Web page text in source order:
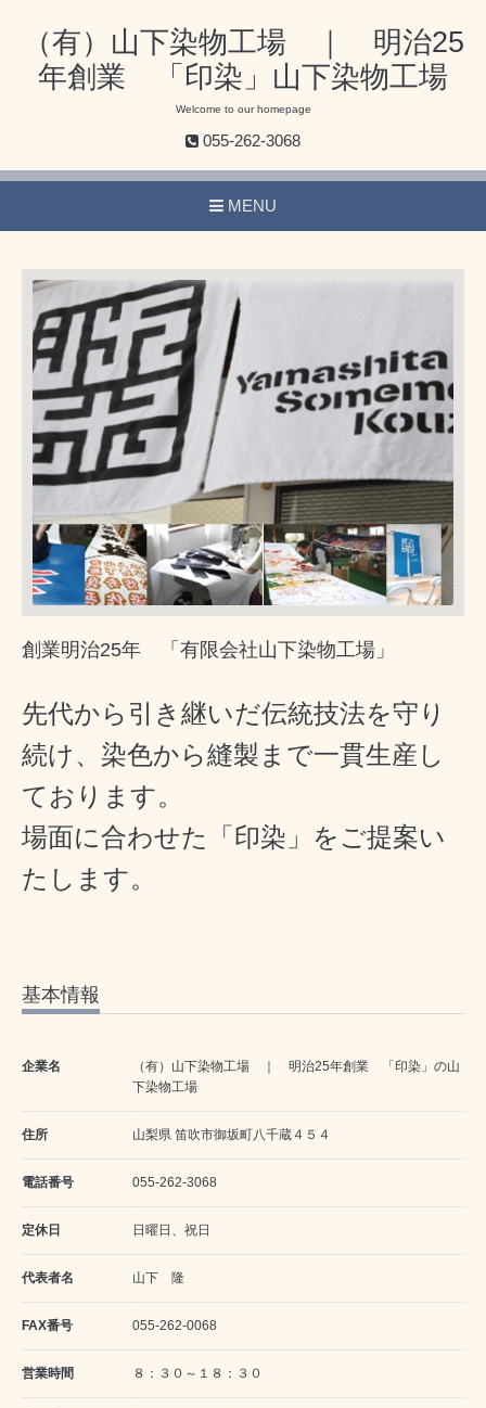
（有）山下染物工場 ｜ 明治25
年創業 「印染」山下染物工場
Welcome to our homepage
055-262-3068
MENU
創業明治25年 「有限会社山下染物工場」
先代から引き継いだ伝統技法を守り
続け、染色から縫製まで一貫生産し
ております。
場面に合わせた「印染」をご提案い
たします。
基本情報
企業名
（有）山下染物工場 ｜ 明治25年創業 「印染」の山
下染物工場
住所 山梨県 笛吹市御坂町八千蔵４５４
電話番号 055-262-3068
定休日 日曜日、祝日
代表者名 山下 隆
FAX番号 055-262-0068
営業時間 ８：３０～１８：３０